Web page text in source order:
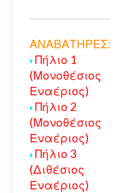
ΑΝΑΒΑΤΗΡΕΣ:
Πήλιο 1
(Μονοθέσιος
Εναέριος)
Πήλιο 2
(Μονοθέσιος
Εναέριος)
Πήλιο 3
(Διθέσιος
Εναέριος)